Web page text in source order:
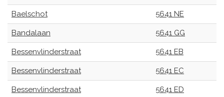
Baelschot 5641 NE
Bandalaan 5641 GG
Bessenvlinderstraat 5641 EB
Bessenvlinderstraat 5641 EC
Bessenvlinderstraat 5641 ED